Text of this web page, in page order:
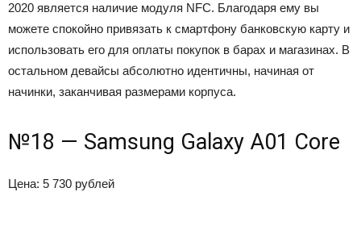
2020 является наличие модуля NFC. Благодаря ему вы
можете спокойно привязать к смартфону банковскую карту и
использовать его для оплаты покупок в барах и магазинах. В
остальном девайсы абсолютно идентичны, начиная от
начинки, заканчивая размерами корпуса.
№18 — Samsung Galaxy A01 Core
Цена: 5 730 рублей